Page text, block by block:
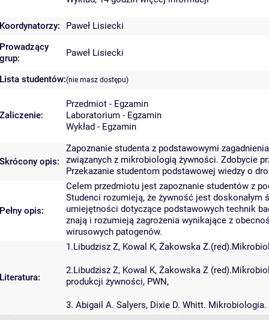
Koordynatorzy:
Paweł Lisiecki
Prowadzący
grup:
Paweł Lisiecki
Lista studentów:(nie masz dostępu)
Zaliczenie:
Przedmiot - Egzamin
Laboratorium - Egzamin
Wykład - Egzamin
Skrócony opis:
Zapoznanie studenta z podstawowymi
związanych z mikrobiologią żywności. Zdobycie
Przekazanie studentom podstawowej wiedzy o
Pełny opis:
Celem przedmiotu jest zapoznanie studentów z
Studenci rozumieją, że żywność jest
umiejętności dotyczące podstawowych technik
znają i rozumieją zagrożenia wynikające z
wirusowych patogenów.
Literatura:
1.Libudzisz Z, Kowal K, Żakowska
2.Libudzisz Z, Kowal K, Żakowska Z
produkcji żywności, PWN,
3. Abigail A. Salyers, Dixie D. Whitt.